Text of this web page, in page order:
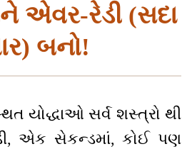
એવર-રેડી (સદા
બનો!
યોદ્ધાઓ સર્વ શસ્ત્રો થી
એક સેકન્ડમાં, કોઈ પણ